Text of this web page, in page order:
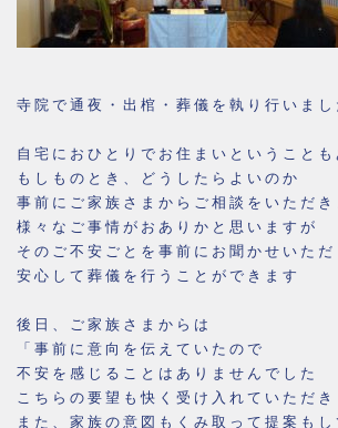
寺院で通夜・出棺・葬儀を執り行いまし
自宅におひとりでお住まいということも
もしものとき、どうしたらよいのか
事前にご家族さまからご相談をいただき
様々なご事情がおありかと思いますが
そのご不安ごとを事前にお聞かせいただ
安心して葬儀を行うことができます
後日、ご家族さまからは
「事前に意向を伝えていたので
不安を感じることはありませんでした
こちらの要望も快く受け入れていただき
また、家族の意図もくみ取って提案もし